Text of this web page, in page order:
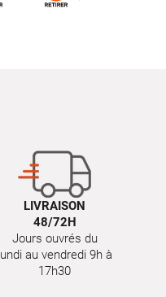
LIVRAISON
48/72H
Jours ouvrés du
lundi au vendredi 9h à
17h30